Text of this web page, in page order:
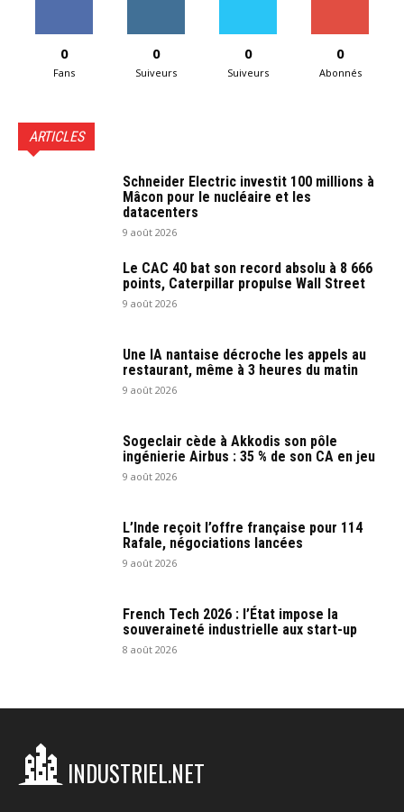
0
Fans
0
Suiveurs
0
Suiveurs
0
Abonnés
ARTICLES
Schneider Electric investit 100 millions à
Mâcon pour le nucléaire et les
datacenters
9 août 2026
Le CAC 40 bat son record absolu à 8 666
points, Caterpillar propulse Wall Street
9 août 2026
Une IA nantaise décroche les appels au
restaurant, même à 3 heures du matin
9 août 2026
Sogeclair cède à Akkodis son pôle
ingénierie Airbus : 35 % de son CA en jeu
9 août 2026
L’Inde reçoit l’offre française pour 114
Rafale, négociations lancées
9 août 2026
French Tech 2026 : l’État impose la
souveraineté industrielle aux start-up
8 août 2026
INDUSTRIEL.NET